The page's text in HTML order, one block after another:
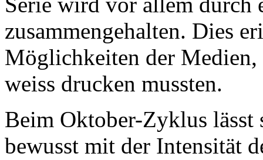
zusammengehalten. Dies
Möglichkeiten der Medien,
weiss drucken mussten.
Beim Oktober-Zyklus lässt
bewusst mit der Intensität